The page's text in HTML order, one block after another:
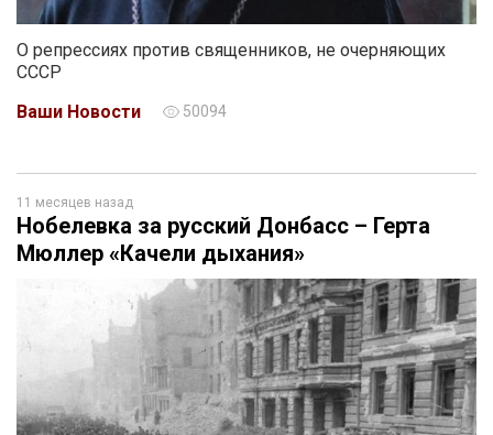
О репрессиях против священников, не очерняющих
СССР
Ваши Новости
50094
11 месяцев назад
Нобелевка за русский Донбасс – Герта
Мюллер «Качели дыхания»